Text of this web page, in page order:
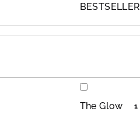
BESTSELLER
The Glow 1